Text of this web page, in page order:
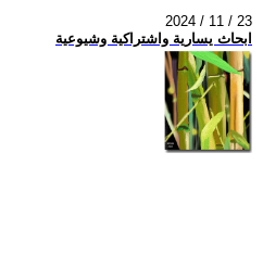
2024 / 11 / 23
ابحاث يسارية واشتراكية وشيوعية